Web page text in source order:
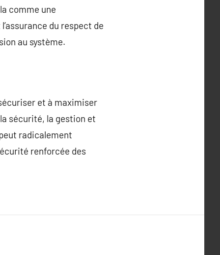
comme une
du respect de
au système.
et à maximiser
sécurité, la gestion et
radicalement
renforcée des